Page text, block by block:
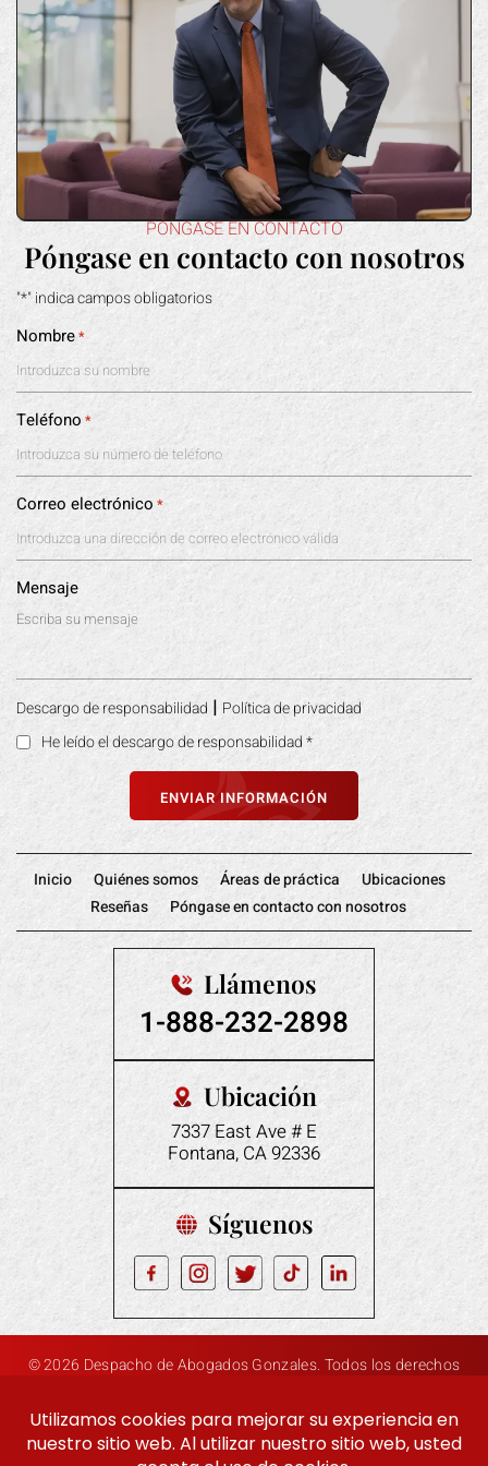
PÓNGASE EN CONTACTO
Póngase en contacto con nosotros
"*" indica campos obligatorios
Nombre*
Teléfono *
Correo electrónico *
Mensaje
Descargo de responsabilidad | Política de privacidad
He leído el descargo de responsabilidad*
Inicio Quiénes somos Áreas de práctica
Ubicaciones
Reseñas
Póngase en contacto con nosotros
Llámenos
1-888-232-2898
Ubicación
7337 East Ave # E
Fontana, CA 92336
Síguenos
© 2026 Despacho de Abogados Gonzales. Todos los derechos
Política de privacidad Marketing digital Por: